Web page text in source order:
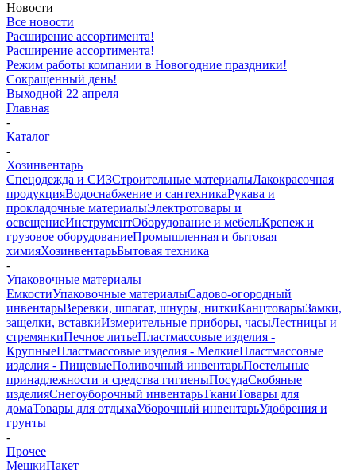
Новости
Все новости
Расширение ассортимента!
Расширение ассортимента!
Режим работы компании в Новогодние праздники!
Сокращенный день!
Выходной 22 апреля
Главная
-
Каталог
-
Хозинвентарь
Спецодежда и СИЗСтроительные материалыЛакокрасочная
продукцияВодоснабжение и сантехникаРукава и
прокладочные материалыЭлектротовары и
освещениеИнструментОборудование и мебельКрепеж и
грузовое оборудованиеПромышленная и бытовая
химияХозинвентарьБытовая техника
-
Упаковочные материалы
ЕмкостиУпаковочные материалыСадово-огородный
инвентарьВеревки, шпагат, шнуры, ниткиКанцтоварыЗамки,
защелки, вставкиИзмерительные приборы, часыЛестницы и
стремянкиПечное литьеПластмассовые изделия -
КрупныеПластмассовые изделия - МелкиеПластмассовые
изделия - ПищевыеПоливочный инвентарьПостельные
принадлежности и средства гигиеныПосудаСкобяные
изделияСнегоуборочный инвентарьТканиТовары для
домаТовары для отдыхаУборочный инвентарьУдобрения и
грунты
-
Прочее
МешкиПакет